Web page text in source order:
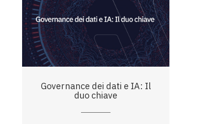
Governance dei dati e IA: Il
duo chiave